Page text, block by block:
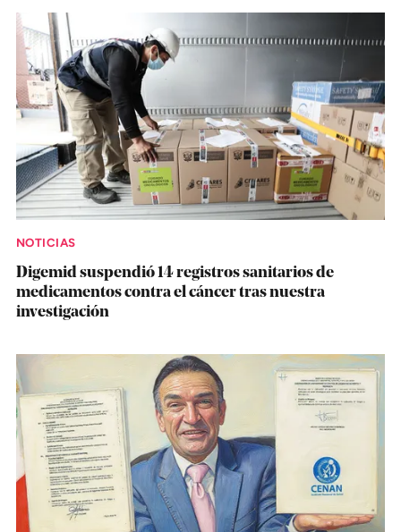
NOTICIAS
Digemid suspendió 14 registros sanitarios de
medicamentos contra el cáncer tras nuestra
investigación